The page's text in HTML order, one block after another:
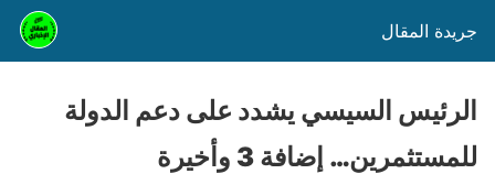
جريدة المقال
الرئيس السيسي يشدد على دعم الدولة
للمستثمرين… إضافة 3 وأخيرة